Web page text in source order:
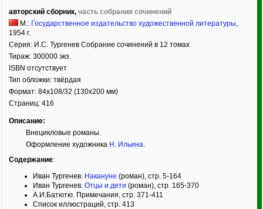
авторский сборник, часть собрания сочинений
М.: Государственное издательство художественной литературы
1954 г.
Серия: И.С. Тургенев Собрание сочинений в 12 томах
Тираж: 300000 экз.
ISBN отсутствует
Тип обложки: твёрдая
Формат: 84x108/32 (130x200 мм)
Страниц: 416
Описание:
Внецикловые романы.
Оформление художника Н. Ильина
Содержание:
Иван Тургенев. Накануне (роман), стр. 5-164
Иван Тургенев. Отцы и дети (роман), стр. 165-370
А.И.Батютю. Примечания, стр. 371-411
Список иллюстраций, стр. 413